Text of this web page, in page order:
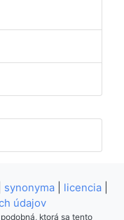
synonyma| licencia|
údajov
ktorá sa tento